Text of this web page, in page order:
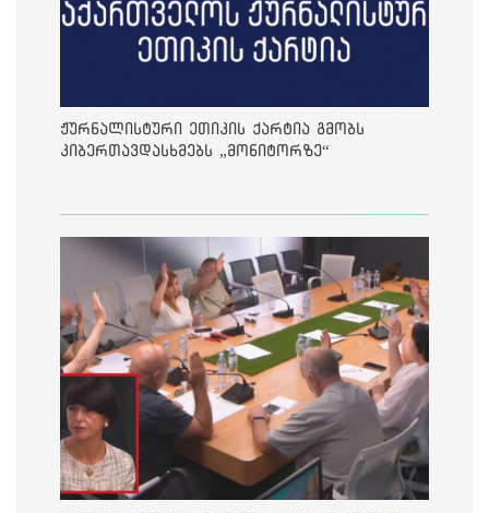
ჟურნალისტური ეთიკის ქარტია გმობს
კიბერთავდასხმებს „მონიტორზე“